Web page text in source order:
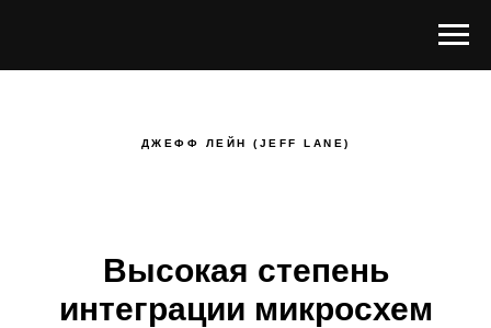
ДЖЕФФ ЛЕЙН ( JEFF LANE )
Высокая степень
интеграции микросхем